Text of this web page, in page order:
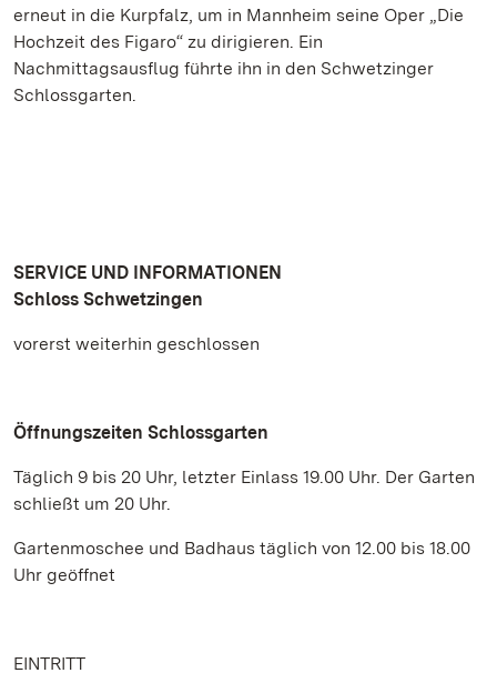
erneut in die Kurpfalz, um in Mannheim seine Oper „Die
Hochzeit des Figaro“ zu dirigieren. Ein
Nachmittagsausflug führte ihn in den Schwetzinger
Schlossgarten.
SERVICE UND INFORMATIONEN
Schloss Schwetzingen
vorerst weiterhin geschlossen
Öffnungszeiten Schlossgarten
Täglich 9 bis 20 Uhr, letzter Einlass 19.00 Uhr. Der Garten
schließt um 20 Uhr.
Gartenmoschee und Badhaus täglich von 12.00 bis 18.00
Uhr geöffnet
EINTRITT